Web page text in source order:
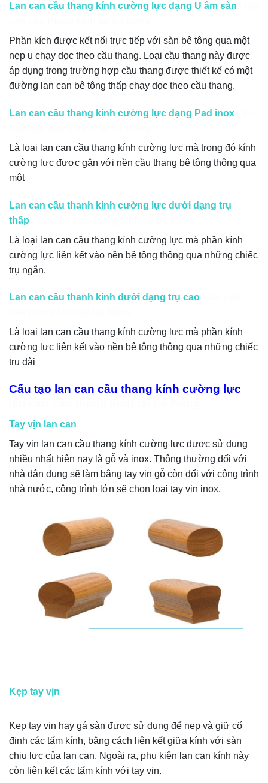
Lan can cầu thang kính cường lực dạng U âm sàn
Phần kích được kết nối trực tiếp với sàn bê tông qua một
nẹp u chạy dọc theo cầu thang. Loại cầu thang này được
áp dụng trong trường hợp cầu thang được thiết kế có một
đường lan can bê tông thấp chạy dọc theo cầu thang.
Lan can cầu thang kính cường lực dạng Pad inox
Là loại lan can cầu thang kính cường lực mà trong đó kính
cường lực được gắn với nền cầu thang bê tông thông qua
một
Lan can cầu thanh kính cường lực dưới dạng trụ
thấp
Là loại lan can cầu thang kính cường lực mà phần kính
cường lực liên kết vào nền bê tông thông qua những chiếc
trụ ngắn.
Lan can cầu thanh kính dưới dạng trụ cao
Là loại lan can cầu thang kính cường lực mà phần kính
cường lực liên kết vào nền bê tông thông qua những chiếc
trụ dài
Cấu tạo lan can cầu thang kính cường lực
Tay vịn lan can
Tay vịn lan can cầu thang kính cường lực được sử dụng
nhiều nhất hiện nay là gỗ và inox. Thông thường đối với
nhà dân dụng sẽ làm bằng tay vịn gỗ còn đối với công trình
nhà nước, công trình lớn sẽ chọn loại tay vịn inox.
Kẹp tay vịn
Kẹp tay vịn hay gá sàn được sử dụng để nẹp và giữ cố
định các tấm kính, bằng cách liên kết giữa kính với sàn
chịu lực của lan can. Ngoài ra, phụ kiện lan can kính này
còn liên kết các tấm kính với tay vịn.